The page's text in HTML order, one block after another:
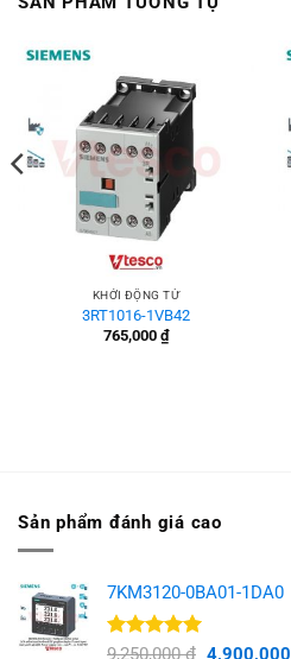
KHỞI ĐỘNG TỪ
3RT1016-1VB42
765,000 ₫
Sản phẩm đánh giá cao
7KM3120-0BA01-1DA0
Được xếp
9,250,000₫ Giá
4,900,000